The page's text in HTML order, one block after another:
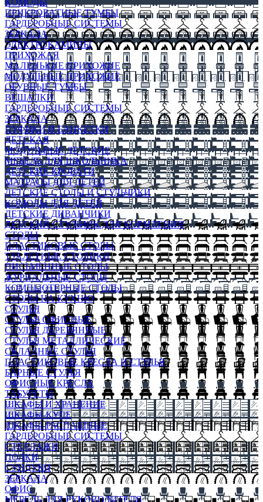
КОМОДЫ
ПРИКРОВАТНЫЕ ТУМБЫ
ГАРДЕРОБНЫЕ СИСТЕМЫ
ЗЕРКАЛА
ЭЛЕКТРОКАМИНЫ
ПРИХОЖАЯ
МАЛЕНЬКИЕ ПРИХОЖИЕ
МОДУЛЬНЫЕ ПРИХОЖИЕ
ОБУВНЫЕ ТУМБЫ
ВЕШАЛКИ
ГАРДЕРОБНЫЕ СИСТЕМЫ
ЗЕРКАЛА
ПУФИКИ И БАНКЕТКИ
ДЕТСКАЯ
МОДУЛЬНЫЕ ДЕТСКИЕ
МЕБЕЛЬ ДЛЯ ШКОЛЬНИКА
ДЕТСКИЕ КРОВАТИ
МАТРАСЫ ДЛЯ ДЕТЕЙ
ДЕТСКИЕ СТОЛЫ И СТУЛЬЧИКИ
КОМОДЫ ДЛЯ ДЕТЕЙ
ДЕТСКИЕ ДИВАНЧИКИ
ДЕТСКИЙ СТУЛЬЧИК ДЛЯ КОРМЛЕНИЯ
СТОЛЫ
ПЛАСТИКОВЫЕ СТОЛЫ
ТУАЛЕТНЫЕ СТОЛИКИ
ПИСЬМЕННЫЕ СТОЛЫ
ЖУРНАЛЬНЫЕ СТОЛЫ
КОМПЬЮТЕРНЫЕ СТОЛЫ
СТОЛЫ НА КУХНЮ
СТУЛЬЯ
СТУЛЬЯ ОФИСНЫЕ
СТУЛЬЯ ДЕРЕВЯННЫЕ
СТУЛЬЯ МЕТАЛЛИЧЕСКИЕ
СКЛАДНЫЕ СТУЛЬЯ
ПЛАСТИКОВЫЕ КРЕСЛА И СТУЛЬЯ
БАРНЫЕ СТУЛЬЯ
ОФИСНЫЕ КРЕСЛА
ТАБУРЕТЫ
ШКАФЫ И ХРАНЕНИЕ
ШКАФЫ-КУПЕ
ШКАФЫ-РАСПАШНЫЕ
ГАРДЕРОБНЫЕ СИСТЕМЫ
СТЕЛЛАЖИ
ПОЛКИ
СУНДУКИ
ЗЕРКАЛА
ОФИС
МЕБЕЛЬ ДЛЯ РУКОВОДИТЕЛЯ